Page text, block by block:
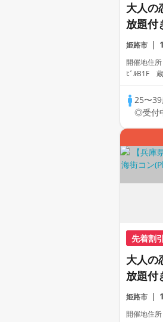
大人の
放題付
完全着
初参加
クス主
姫路市
開催地住
ﾋﾞﾙB1F
25〜
◎受付
先着割引
大人の
放題付
完全着
初参加
姫路市
開催地住